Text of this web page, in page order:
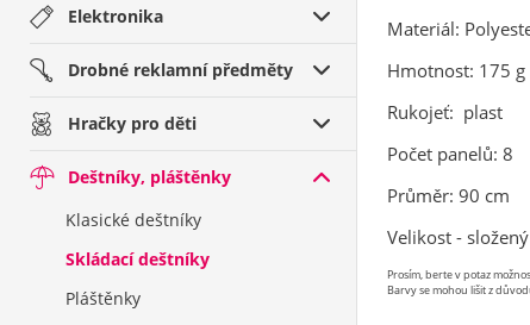
Elektronika
Drobné reklamní předměty
Hračky pro děti
Deštníky, pláštěnky
Klasické deštníky
Skládací deštníky
Pláštěnky
Materiál:
Hmotnost: 175 g
Rukojeť: plast
Počet panelů: 8
Průměr: 90 cm
Velikost -
Prosím, berte v potaz
Barvy se mohou lišit z